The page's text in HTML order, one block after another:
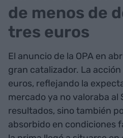
de menos de
tres euros
El anuncio de la OPA en
gran catalizador. La
euros, reflejando la
mercado ya no valoraba al
resultados, sino también
absorbido en condiciones